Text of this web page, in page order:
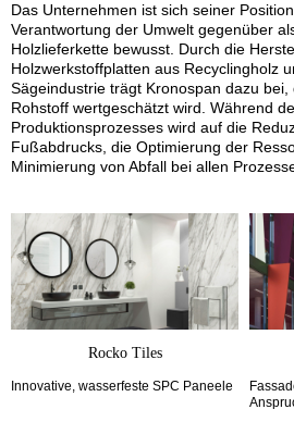
Das Unternehmen ist sich seiner
Verantwortung der Umwelt gegenüber
Holzlieferkette bewusst. Durch die
Holzwerkstoffplatten aus Recyclingholz
Sägeindustrie trägt Kronospan dazu
Rohstoff wertgeschätzt wird. Während
Produktionsprozesses wird auf die
Fußabdrucks, die Optimierung der
Minimierung von Abfall bei allen
Rocko Tiles
Innovative, wasserfeste SPC Paneele